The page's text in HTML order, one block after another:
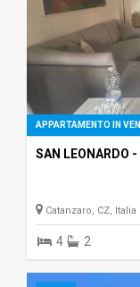
APPARTAMENTO IN
SAN LEONARDO
Catanzaro, CZ, Italia
4 2